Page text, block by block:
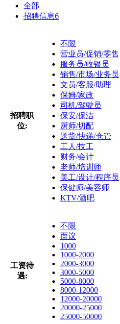
全部
招聘信息6
招聘职
位:
不限
营业员/促销/零售
服务员/收银员
销售/市场/业务员
文员/客服/助理
保姆/家政
司机/驾驶员
保安/保洁
厨师/切配
送货/快递/仓管
工人/技工
财务/会计
老师/培训师
美工/设计/程序员
保健师/美容师
KTV/酒吧
工资待
遇:
不限
面议
1000
1000-2000
2000-3000
3000-5000
5000-8000
8000-12000
12000-20000
20000-25000
25000-50000